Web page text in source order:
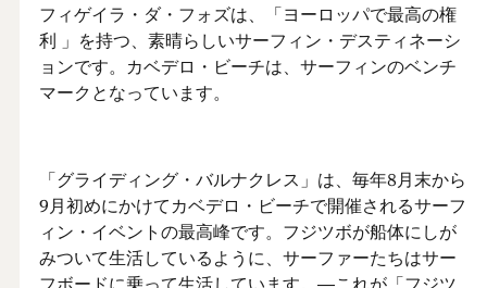
フィゲイラ・ダ・フォズは、「ヨーロッパで最高の権
利 」を持つ、素晴らしいサーフィン・デスティネーシ
ョンです。カベデロ・ビーチは、サーフィンのベンチ
マークとなっています。
「グライディング・バルナクレス」は、毎年8月末から
9月初めにかけてカベデロ・ビーチで開催されるサーフ
ィン・イベントの最高峰です。フジツボが船体にしが
みついて生活しているように、サーファーたちはサー